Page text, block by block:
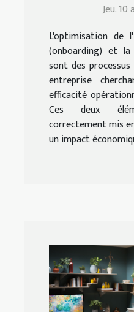
la collecte
Jeu.
L'optimisation de
(onboarding) et
sont des
entreprise
efficacité
Ces deux
correctement mis
un impact